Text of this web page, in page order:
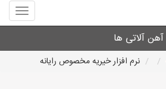
منوی
سایت
آلاتی
آهن آلاتی ها
نرم افزار خیریه مخصوص رایانه